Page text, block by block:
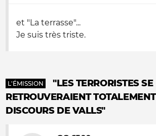
et "La terrasse"...
Je suis très triste.
L'ÉMISSION
"LES TERRORISTES SE
RETROUVERAIENT
DISCOURS DE VALLS"